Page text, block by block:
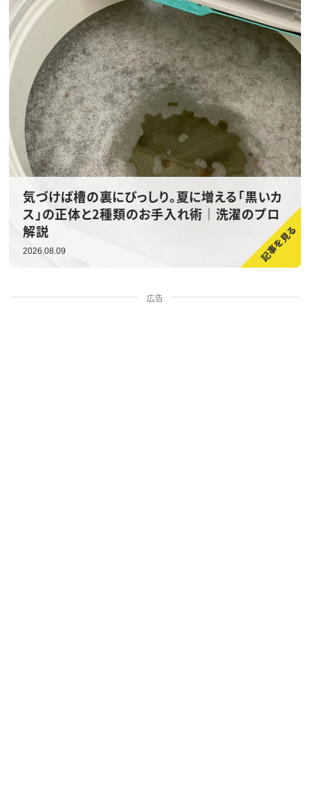
気づけば槽の裏にびっしり。夏に増える「黒いカ
ス」の正体と2種類のお手入れ術｜洗濯のプロ
解説
2026.08.09
広告